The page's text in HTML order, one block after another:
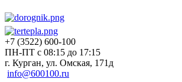
+7 (3522) 600-100
ПН-ПТ с 08:15 до 17:15
г. Курган, ул. Омская, 171д
info@600100.ru